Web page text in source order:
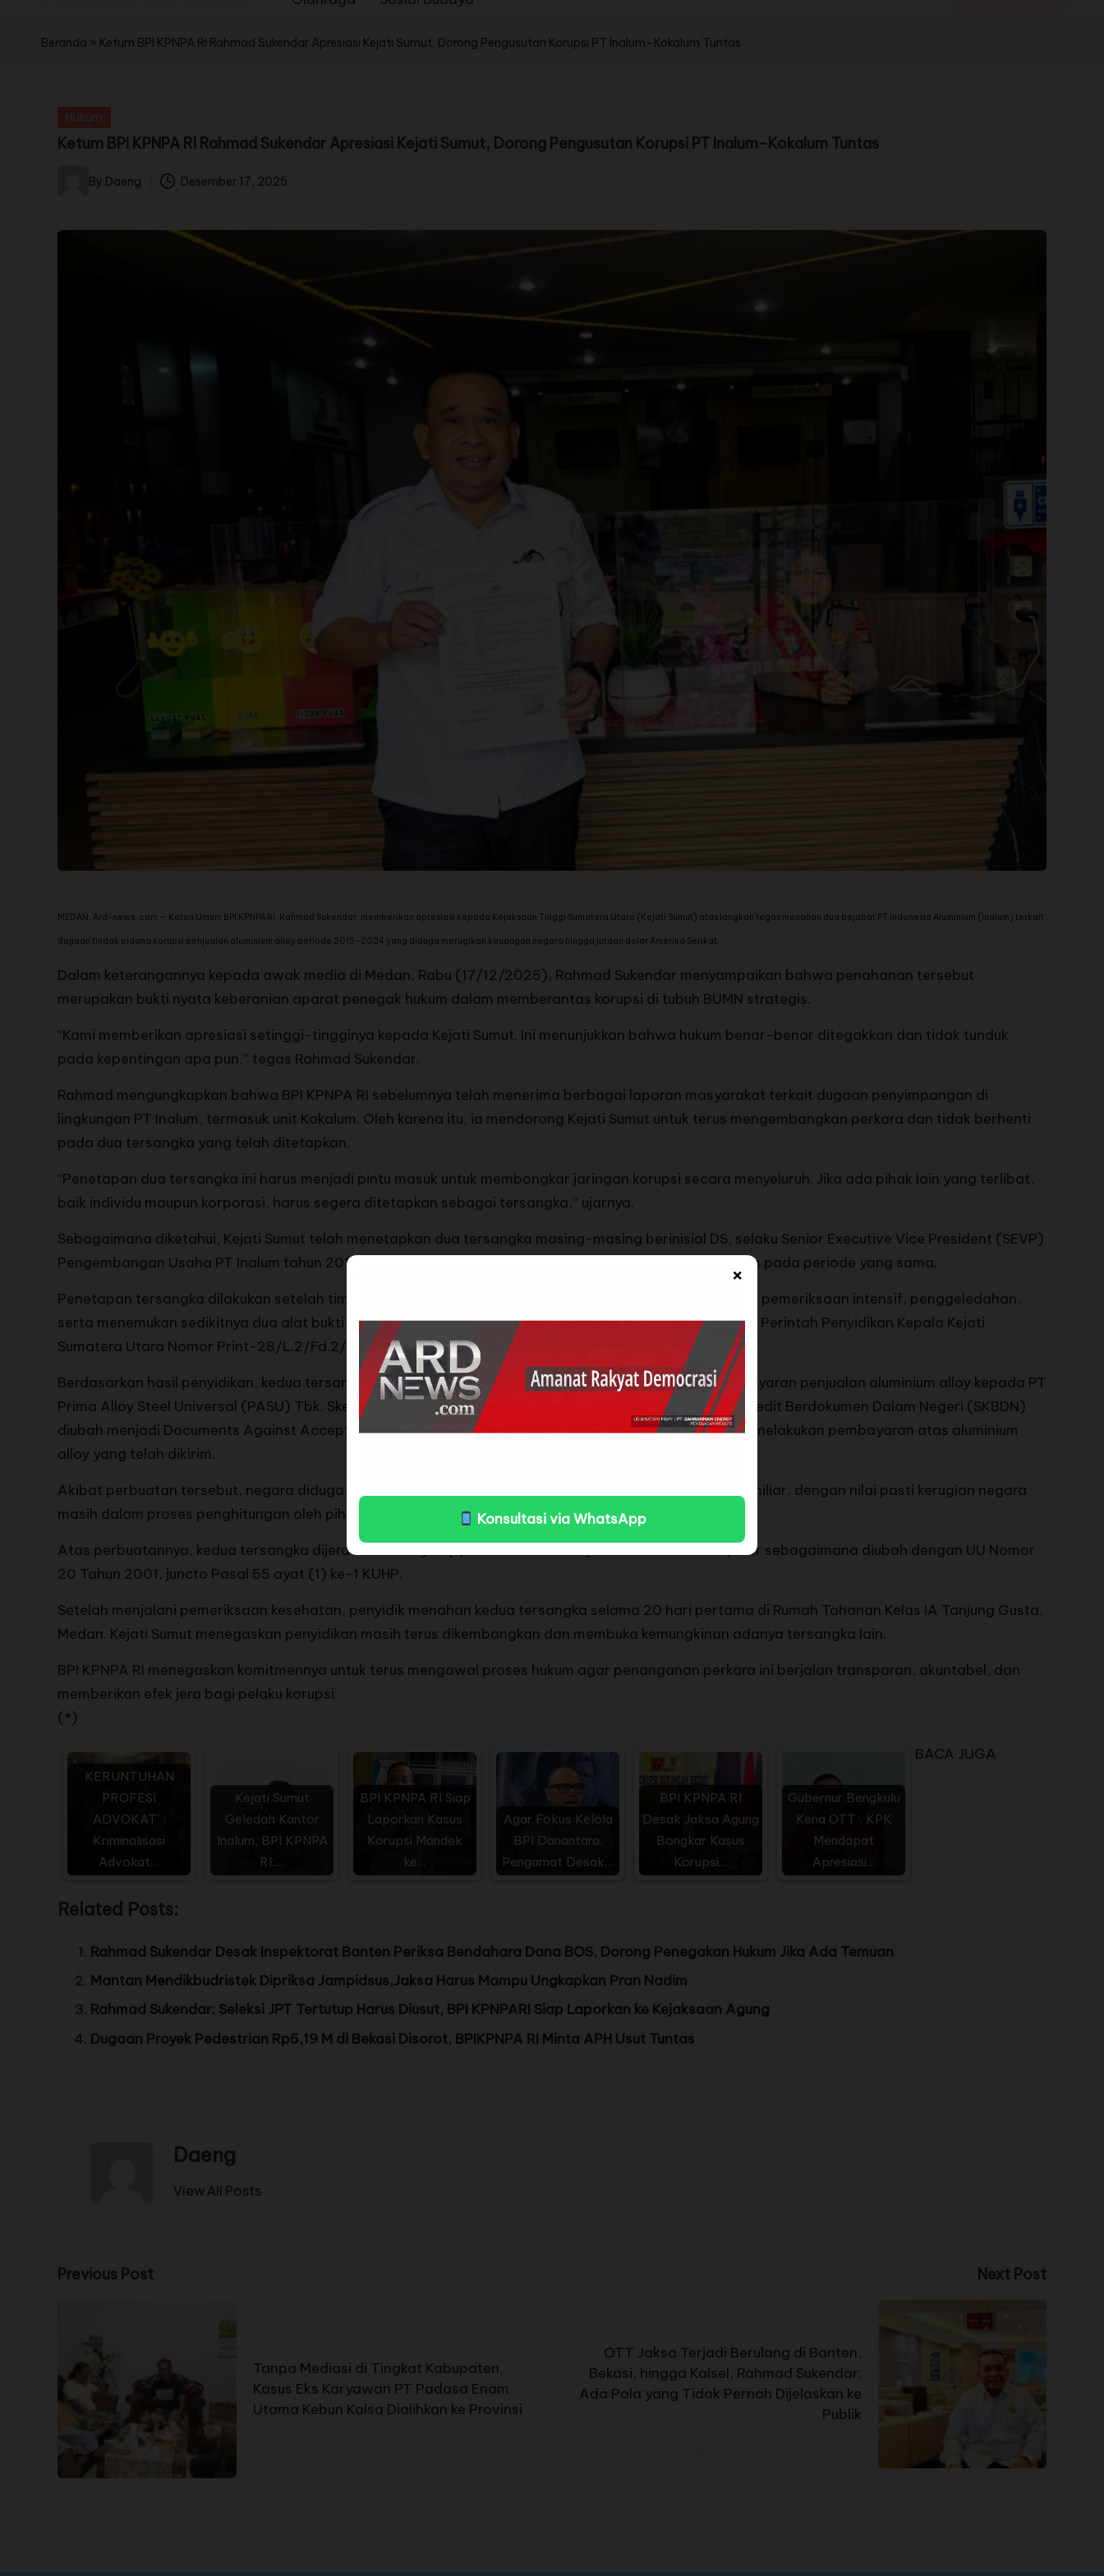
×
Konsultasi via WhatsApp
Beranda » Ketum BPI KPNPA RI Rahmad Sukendar Apresiasi Kejati Sumut, Dorong Pengusutan Korupsi PT Inalum–Kokalum Tuntas
Ketum BPI KPNPA RI Rahmad Sukendar Apresiasi Kejati Sumut, Dorong Pengusutan Korupsi PT Inalum–Kokalum Tuntas
By Daeng Desember 17, 2025
MEDAN, Ard-news. com — Ketua Umum BPI KPNPA RI, Rahmad Sukendar, memberikan apresiasi kepada Kejaksaan Tinggi Sumatera Utara (Kejati Sumut) atas langkah tegas menahan dua pejabat PT Indonesia Aluminium (Inalum) terkait
dugaan tindak pidana korupsi penjualan aluminium alloy periode 2019–2024 yang diduga merugikan keuangan negara hingga jutaan dolar Amerika Serikat.
Dalam keterangannya kepada awak media di Medan, Rabu (17/12/2025), Rahmad Sukendar menyampaikan bahwa penahanan tersebut
merupakan bukti nyata keberanian aparat penegak hukum dalam memberantas korupsi di tubuh BUMN strategis.
“Kami memberikan apresiasi setinggi-tingginya kepada Kejati Sumut. Ini menunjukkan bahwa hukum benar-benar ditegakkan dan tidak tunduk
pada kepentingan apa pun,” tegas Rahmad Sukendar.
Rahmad mengungkapkan bahwa BPI KPNPA RI sebelumnya telah menerima berbagai laporan masyarakat terkait dugaan penyimpangan di
lingkungan PT Inalum, termasuk unit Kokalum. Oleh karena itu, ia mendorong Kejati Sumut untuk terus mengembangkan perkara dan tidak berhenti
pada dua tersangka yang telah ditetapkan.
“Penetapan dua tersangka ini harus menjadi pintu masuk untuk membongkar jaringan korupsi secara menyeluruh. Jika ada pihak lain yang terlibat,
baik individu maupun korporasi, harus segera ditetapkan sebagai tersangka,” ujarnya.
Sebagaimana diketahui, Kejati Sumut telah menetapkan dua tersangka masing-masing berinisial DS, selaku Senior Executive Vice President (SEVP)
Pengembangan Usaha PT Inalum tahun 2019, dan JS, Kepala Departemen Sales dan Marketing PT Inalum pada periode yang sama.
Penetapan tersangka dilakukan setelah tim jaksa penyidik bidang pidana khusus Kejati Sumut melakukan pemeriksaan intensif, penggeledahan,
serta menemukan sedikitnya dua alat bukti yang cukup. Penetapan ini merupakan tindak lanjut dari Surat Perintah Penyidikan Kepala Kejati
Sumatera Utara Nomor Print-28/L.2/Fd.2/10/2025 tertanggal 27 Oktober 2025.
Berdasarkan hasil penyidikan, kedua tersangka diduga secara melawan hukum mengubah skema pembayaran penjualan aluminium alloy kepada PT
Prima Alloy Steel Universal (PASU) Tbk. Skema yang semula mewajibkan pembayaran tunai dan Surat Kredit Berdokumen Dalam Negeri (SKBDN)
diubah menjadi Documents Against Acceptance (D/A) dengan tenor 180 hari, sehingga PT PASU tidak melakukan pembayaran atas aluminium
alloy yang telah dikirim.
Akibat perbuatan tersebut, negara diduga mengalami kerugian sekitar USD 8 juta atau setara Rp133,4 miliar, dengan nilai pasti kerugian negara
masih dalam proses penghitungan oleh pihak berwenang.
Atas perbuatannya, kedua tersangka dijerat Pasal 2 ayat (1) subsidair Pasal 3 juncto Pasal 18 UU Tipikor sebagaimana diubah dengan UU Nomor
20 Tahun 2001, juncto Pasal 55 ayat (1) ke-1 KUHP.
Setelah menjalani pemeriksaan kesehatan, penyidik menahan kedua tersangka selama 20 hari pertama di Rumah Tahanan Kelas IA Tanjung Gusta,
Medan. Kejati Sumut menegaskan penyidikan masih terus dikembangkan dan membuka kemungkinan adanya tersangka lain.
BPI KPNPA RI menegaskan komitmennya untuk terus mengawal proses hukum agar penanganan perkara ini berjalan transparan, akuntabel, dan
memberikan efek jera bagi pelaku korupsi.
(*)
BACA JUGA
KERUNTUHAN
PROFESI
ADVOKAT' :
Kriminalisasi
Advokat…
Kejati Sumut
Geledah Kantor
Inalum, BPI KPNPA
RI:…
BPI KPNPA RI Siap
Laporkan Kasus
Korupsi Mandek
ke…
Agar Fokus Kelola
BPI Danantara,
Pengamat Desak…
BPI KPNPA RI
Desak Jaksa Agung
Bongkar Kasus
Korupsi…
Gubernur Bengkulu
Kena OTT , KPK
Mendapat
Apresiasi…
Related Posts:
Rahmad Sukendar Desak Inspektorat Banten Periksa Bendahara Dana BOS, Dorong Penegakan Hukum Jika Ada Temuan
Mantan Mendikbudristek Dipriksa Jampidsus,Jaksa Harus Mampu Ungkapkan Pran Nadim
Rahmad Sukendar: Seleksi JPT Tertutup Harus Diusut, BPI KPNPARI Siap Laporkan ke Kejaksaan Agung
Dugaan Proyek Pedestrian Rp5,19 M di Bekasi Disorot, BPIKPNPA RI Minta APH Usut Tuntas
Daeng
View All Posts
Previous Post
Tanpa Mediasi di Tingkat Kabupaten,
Kasus Eks Karyawan PT Padasa Enam
Utama Kebun Kalsa Dialihkan ke Provinsi
Next Post
OTT Jaksa Terjadi Berulang di Banten,
Bekasi, hingga Kalsel, Rahmad Sukendar:
Ada Pola yang Tidak Pernah Dijelaskan ke
Publik